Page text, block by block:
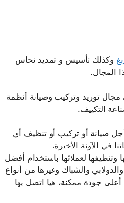
وكذلك تأسيس و تمديد نحاس
المجال.
توريد وتركيب وصيانة أنظمة
التكييف.
أجل صيانة أو تركيب أو تنظيف أي
الآونة الأخيرة،
وتنظيفها لعملائها باستخدام أفضل
والشباك وغيرها من أنواع
جودة ممكنة، هيا اتصل بها